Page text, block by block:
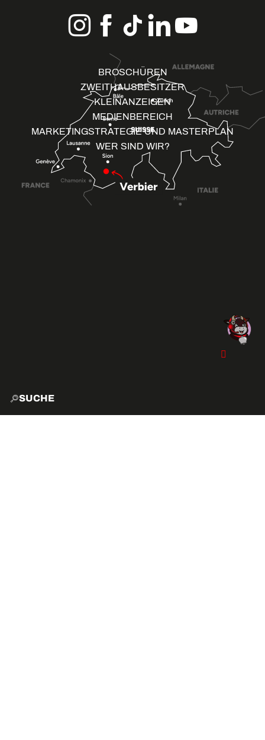
SUCHE
BROSCHÜREN
ZWEITHAUSBESITZER
KLEINANZEIGEN
MEDIENBEREICH
MARKETINGSTRATEGIE UND MASTERPLAN
WER SIND WIR?